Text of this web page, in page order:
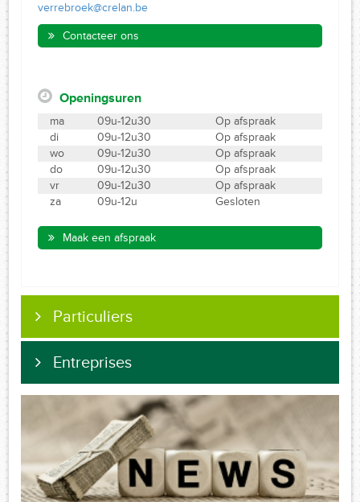
verrebroek@crelan.be
Contacteer ons
Openingsuren
ma 09u-12u30
Op afspraak
di
09u-12u30
Op afspraak
wo
09u-12u30
Op afspraak
do
09u-12u30
Op afspraak
vr
09u-12u30
Op afspraak
za
09u-12u Gesloten
Maak een afspraak
Particuliers
Entreprises